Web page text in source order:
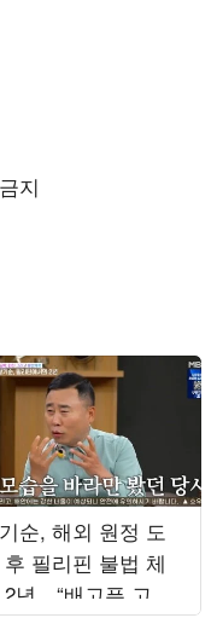
지
순, 해외 원정 도
필리핀 불법 체
년…“배고픈 고통,
는 것만 봐” (‘데